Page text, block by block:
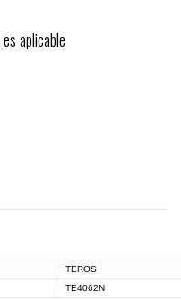
aplicable
TEROS
TE4062N